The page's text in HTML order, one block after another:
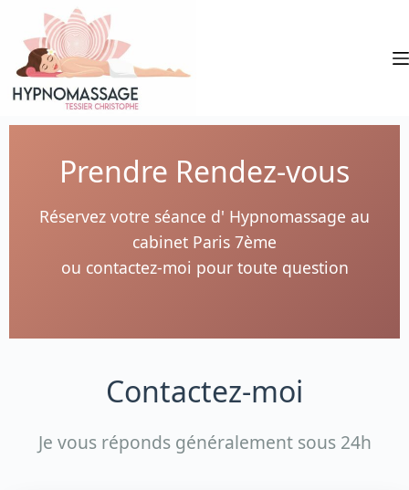
Prendre Rendez-vous
Réservez votre séance d' Hypnomassage au
cabinet Paris 7ème
ou contactez-moi pour toute question
Contactez-moi
Je vous réponds généralement sous 24h